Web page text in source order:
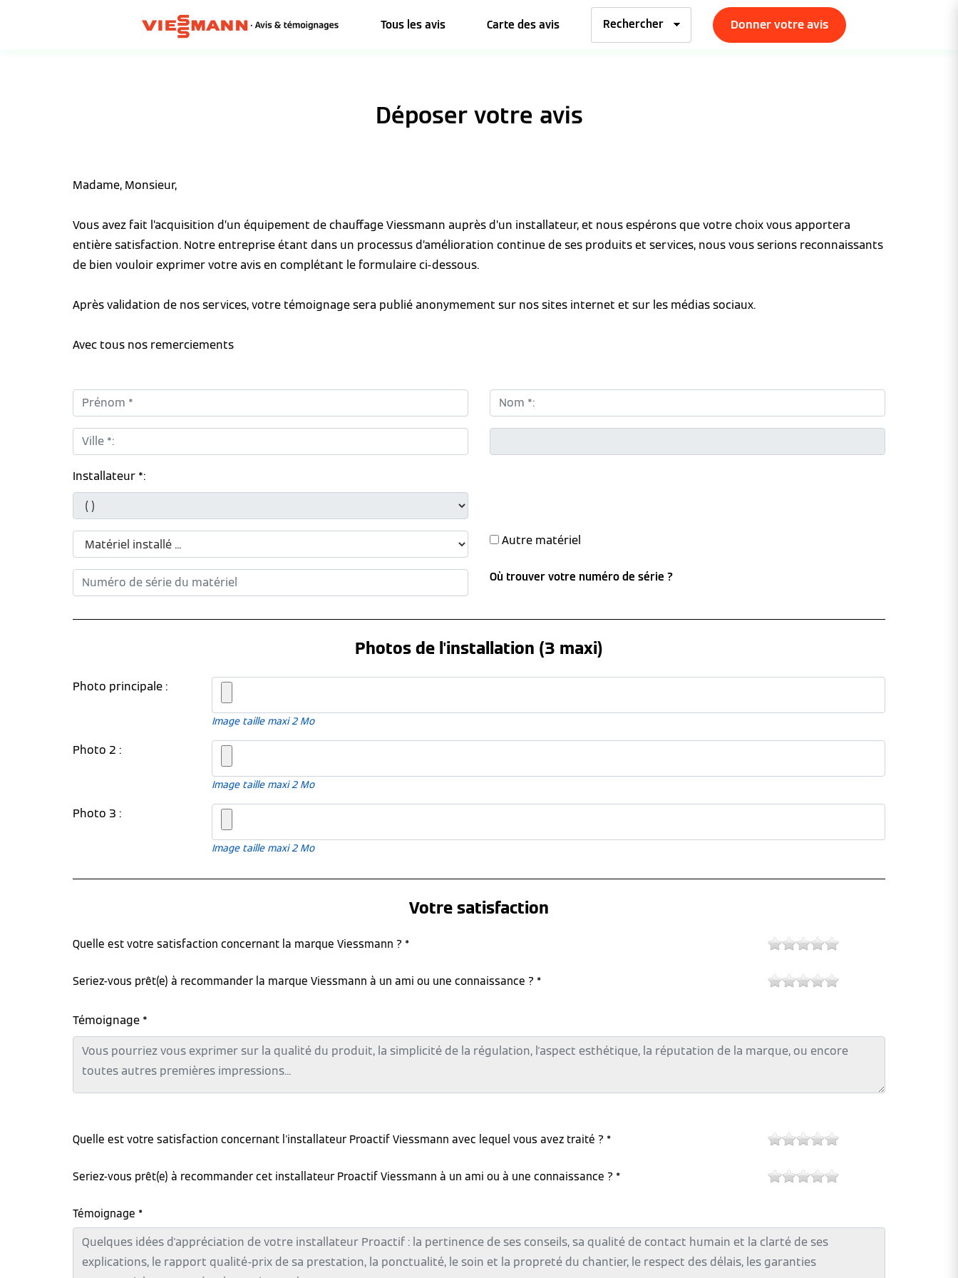
Tous les avis Carte des avis Donner votre avis
Déposer votre avis
Madame, Monsieur,
Vous avez fait l’acquisition d’un équipement de chauffage Viessmann auprès d’un installateur, et nous espérons que votre choix vous apportera
entière satisfaction. Notre entreprise étant dans un processus d’amélioration continue de ses produits et services, nous vous serions reconnaissants
de bien vouloir exprimer votre avis en complétant le formulaire ci-dessous.
Après validation de nos services, votre témoignage sera publié anonymement sur nos sites internet et sur les médias sociaux.
Avec tous nos remerciements
Prénom *: Nom *:
Ville *:
Installateur *:
Autre matériel
Où trouver votre numéro de série ?
Photos de l'installation (3 maxi)
Photo principale :
Image taille maxi 2 Mo
Photo 2 :
Image taille maxi 2 Mo
Photo 3 :
Image taille maxi 2 Mo
Votre satisfaction
Quelle est votre satisfaction concernant la marque Viessmann ? *
Seriez-vous prêt(e) à recommander la marque Viessmann à un ami ou une connaissance ? *
Témoignage *
Quelle est votre satisfaction concernant l'installateur Proactif Viessmann avec lequel vous avez traité ? *
Seriez-vous prêt(e) à recommander cet installateur Proactif Viessmann à un ami ou à une connaissance ? *
Témoignage *